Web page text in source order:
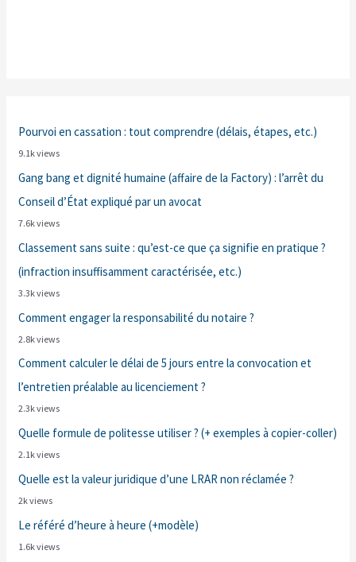
Pourvoi en cassation : tout comprendre (délais, étapes, etc.)
9.1k views
Gang bang et dignité humaine (affaire de la Factory) : l’arrêt du
Conseil d’État expliqué par un avocat
7.6k views
Classement sans suite : qu’est-ce que ça signifie en pratique ?
(infraction insuffisamment caractérisée, etc.)
3.3k views
Comment engager la responsabilité du notaire ?
2.8k views
Comment calculer le délai de 5 jours entre la convocation et
l’entretien préalable au licenciement ?
2.3k views
Quelle formule de politesse utiliser ? (+ exemples à copier-coller)
2.1k views
Quelle est la valeur juridique d’une LRAR non réclamée ?
2k views
Le référé d’heure à heure (+modèle)
1.6k views